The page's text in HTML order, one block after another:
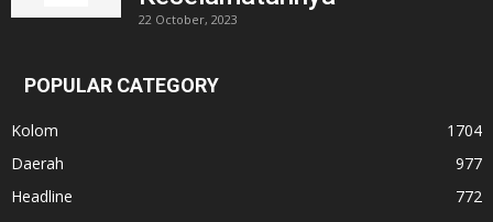
22 October, 2023
POPULAR CATEGORY
Kolom
1704
Daerah
977
Headline
772